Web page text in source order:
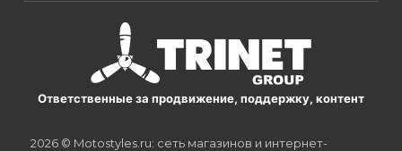
Ответственные за продвижение, поддержку, контент
2026 © Motostyles.ru: сеть магазинов и интернет-